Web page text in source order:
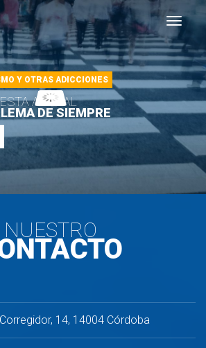
Y OTRAS ADICCIONES
ACTUAL
DE SIEMPRE
NUESTRO
14, 14004 Córdoba